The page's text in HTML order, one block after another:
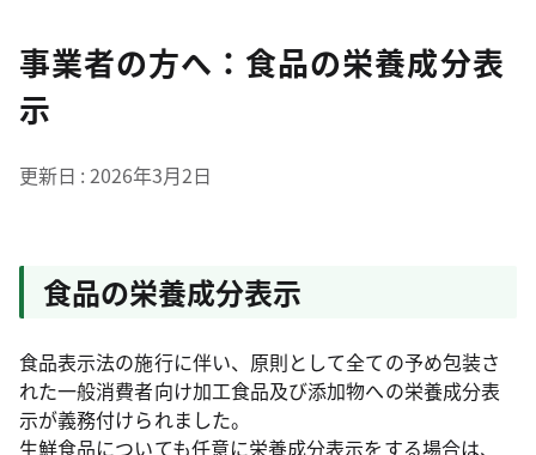
事業者の方へ：食品の栄養成分表
示
更新日 2026年3月2日
食品の栄養成分表示
食品表示法の施行に伴い、原則として全ての予め包装さ
れた一般消費者向け加工食品及び添加物への栄養成分表
示が義務付けられました。
生鮮食品についても任意に栄養成分表示をする場合は、